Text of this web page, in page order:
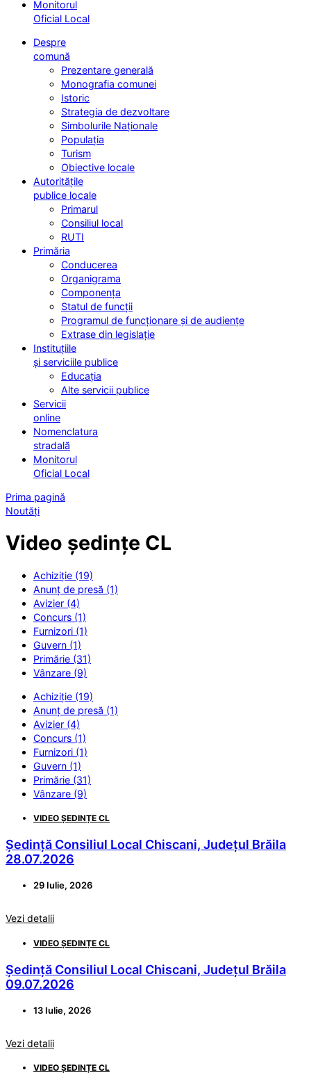
Monitorul
Oficial Local
Despre
comună
Prezentare generală
Monografia comunei
Istoric
Strategia de dezvoltare
Simbolurile Naționale
Populația
Turism
Obiective locale
Autoritățile
publice locale
Primarul
Consiliul local
RUTI
Primăria
Conducerea
Organigrama
Componența
Statul de funcții
Programul de funcționare și de audiențe
Extrase din legislație
Instituțiile
și serviciile publice
Educația
Alte servicii publice
Servicii
online
Nomenclatura
stradală
Monitorul
Oficial Local
Prima pagină
Noutăți
Video ședințe CL
Achiziție (19)
Anunț de presă (1)
Avizier (4)
Concurs (1)
Furnizori (1)
Guvern (1)
Primărie (31)
Vânzare (9)
Achiziție (19)
Anunț de presă (1)
Avizier (4)
Concurs (1)
Furnizori (1)
Guvern (1)
Primărie (31)
Vânzare (9)
VIDEO ȘEDINȚE CL
Ședință Consiliul Local Chiscani, Județul Brăila
28.07.2026
29 Iulie, 2026
Vezi detalii
VIDEO ȘEDINȚE CL
Ședință Consiliul Local Chiscani, Județul Brăila
09.07.2026
13 Iulie, 2026
Vezi detalii
VIDEO ȘEDINȚE CL